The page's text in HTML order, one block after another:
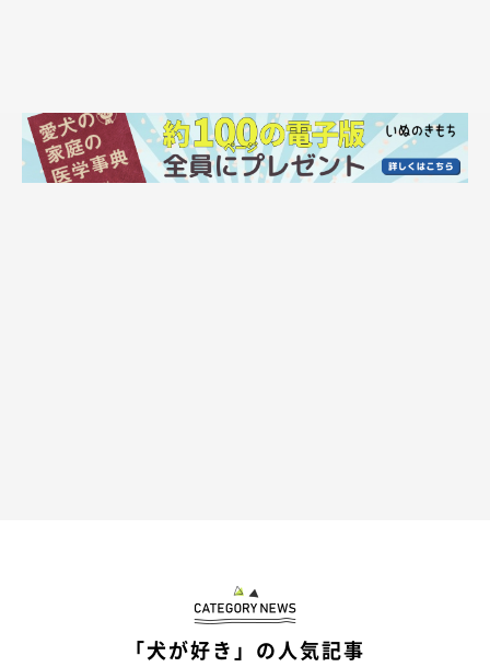
れたことは、今でも忘れられないですね」
「犬が好き」の人気記事